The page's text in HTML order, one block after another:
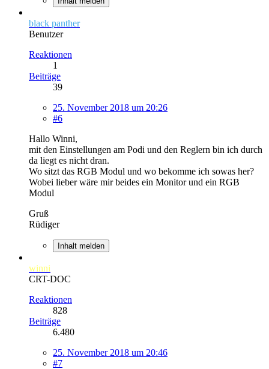
black panther
Benutzer
Reaktionen
1
Beiträge
39
25. November 2018 um 20:26
#6
Hallo Winni,
mit den Einstellungen am Podi und den Reglern bin ich durch
da liegt es nicht dran.
Wo sitzt das RGB Modul und wo bekomme ich sowas her?
Wobei lieber wäre mir beides ein Monitor und ein RGB
Modul
Gruß
Rüdiger
Inhalt melden
winni
CRT-DOC
Reaktionen
828
Beiträge
6.480
25. November 2018 um 20:46
#7